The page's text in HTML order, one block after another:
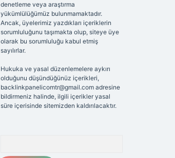
denetleme veya araştırma
yükümlülüğümüz bulunmamaktadır.
Ancak, üyelerimiz yazdıkları içeriklerin
sorumluluğunu taşımakta olup, siteye üye
olarak bu sorumluluğu kabul etmiş
sayılırlar.
Hukuka ve yasal düzenlemelere aykırı
olduğunu düşündüğünüz içerikleri,
backlinkpanelicomtr@gmail.comadresine
bildirmeniz halinde, ilgili içerikler yasal
süre içerisinde sitemizden kaldırılacaktır.